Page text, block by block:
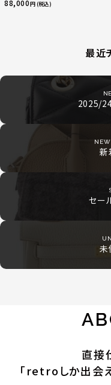
88,000円 (税込)
最近
2025/
NEW
新
セー
未
直接
「retroしか出会